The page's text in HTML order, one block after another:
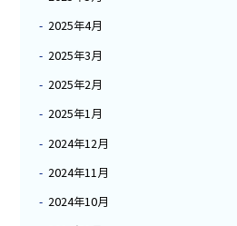
2025年4月
2025年3月
2025年2月
2025年1月
2024年12月
2024年11月
2024年10月